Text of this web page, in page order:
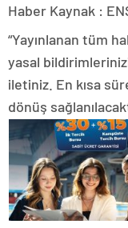
Haber Kaynak :
“Yayınlanan tüm
yasal
iletiniz. En kısa
dönüş